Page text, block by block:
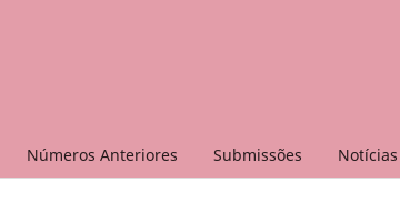
Números Anteriores Submissões Notícias